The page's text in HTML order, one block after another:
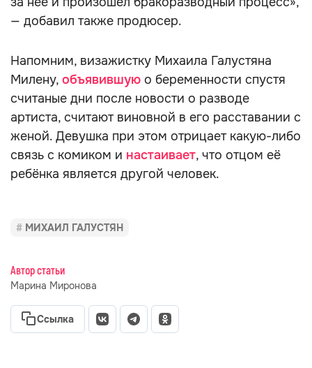
— добавил также продюсер.
Напомним, визажистку Михаила Галустяна
Милену, объявившую о беременности спустя
считаные дни после новости о разводе
артиста, считают виновной в его расставании с
женой. Девушка при этом отрицает какую-либо
связь с комиком и настаивает, что отцом её
ребёнка является другой человек.
МИХАИЛ ГАЛУСТЯН
Автор статьи
Марина Миронова
Ссылка